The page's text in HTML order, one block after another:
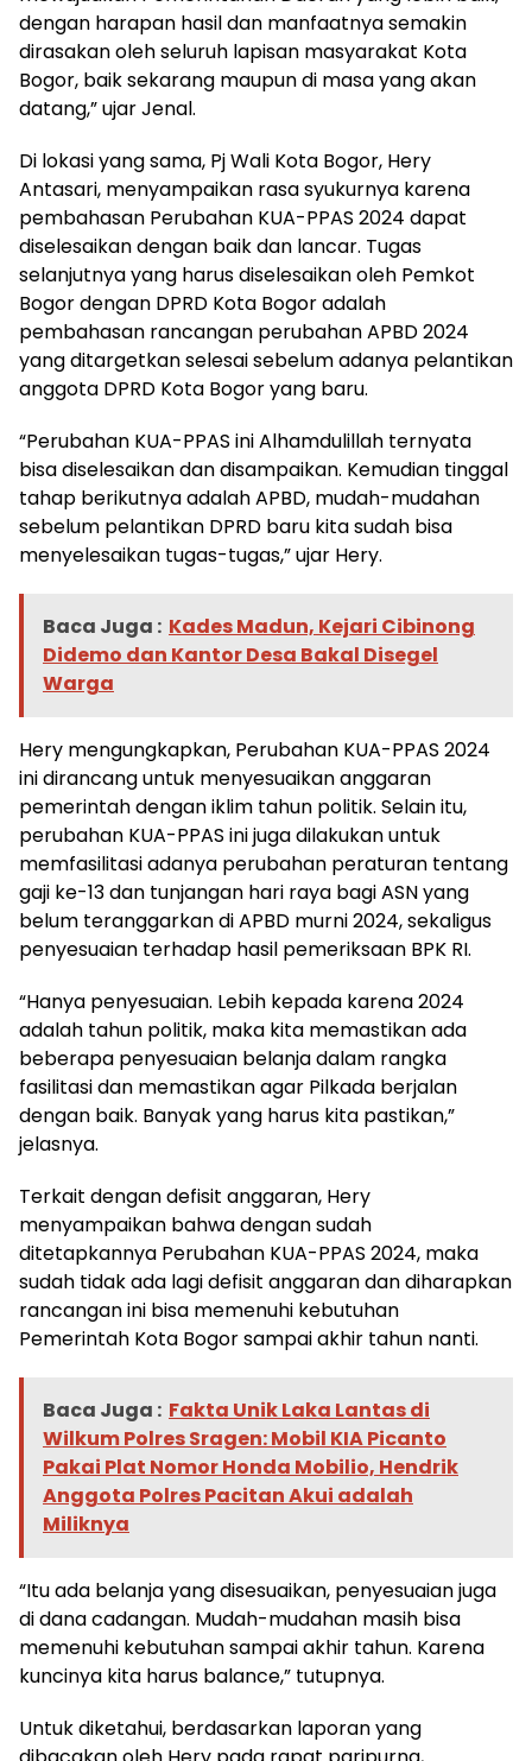
dengan harapan hasil dan manfaatnya semakin
dirasakan oleh seluruh lapisan masyarakat Kota
Bogor, baik sekarang maupun di masa yang akan
datang,” ujar Jenal.
Di lokasi yang sama, Pj Wali Kota Bogor, Hery
Antasari, menyampaikan rasa syukurnya karena
pembahasan Perubahan KUA-PPAS 2024 dapat
diselesaikan dengan baik dan lancar. Tugas
selanjutnya yang harus diselesaikan oleh Pemkot
Bogor dengan DPRD Kota Bogor adalah
pembahasan rancangan perubahan APBD 2024
yang ditargetkan selesai sebelum adanya pelantikan
anggota DPRD Kota Bogor yang baru.
“Perubahan KUA-PPAS ini Alhamdulillah ternyata
bisa diselesaikan dan disampaikan. Kemudian tinggal
tahap berikutnya adalah APBD, mudah-mudahan
sebelum pelantikan DPRD baru kita sudah bisa
menyelesaikan tugas-tugas,” ujar Hery.
Baca Juga : Kades Madun, Kejari Cibinong
Didemo dan Kantor Desa Bakal Disegel
Warga
Hery mengungkapkan, Perubahan KUA-PPAS 2024
ini dirancang untuk menyesuaikan anggaran
pemerintah dengan iklim tahun politik. Selain itu,
perubahan KUA-PPAS ini juga dilakukan untuk
memfasilitasi adanya perubahan peraturan tentang
gaji ke-13 dan tunjangan hari raya bagi ASN yang
belum teranggarkan di APBD murni 2024, sekaligus
penyesuaian terhadap hasil pemeriksaan BPK RI.
“Hanya penyesuaian. Lebih kepada karena 2024
adalah tahun politik, maka kita memastikan ada
beberapa penyesuaian belanja dalam rangka
fasilitasi dan memastikan agar Pilkada berjalan
dengan baik. Banyak yang harus kita pastikan,”
jelasnya.
Terkait dengan defisit anggaran, Hery
menyampaikan bahwa dengan sudah
ditetapkannya Perubahan KUA-PPAS 2024, maka
sudah tidak ada lagi defisit anggaran dan diharapkan
rancangan ini bisa memenuhi kebutuhan
Pemerintah Kota Bogor sampai akhir tahun nanti.
Baca Juga : Fakta Unik Laka Lantas di
Wilkum Polres Sragen: Mobil KIA Picanto
Pakai Plat Nomor Honda Mobilio, Hendrik
Anggota Polres Pacitan Akui adalah
Miliknya
“Itu ada belanja yang disesuaikan, penyesuaian juga
di dana cadangan. Mudah-mudahan masih bisa
memenuhi kebutuhan sampai akhir tahun. Karena
kuncinya kita harus balance,” tutupnya.
Untuk diketahui, berdasarkan laporan yang